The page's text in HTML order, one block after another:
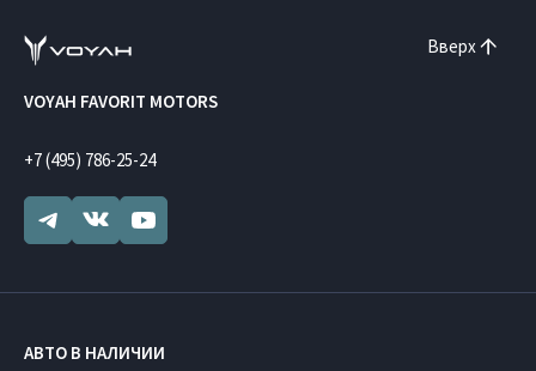
Вверх
VOYAH FAVORIT MOTORS
+7 (495) 786-25-24
АВТО В НАЛИЧИИ